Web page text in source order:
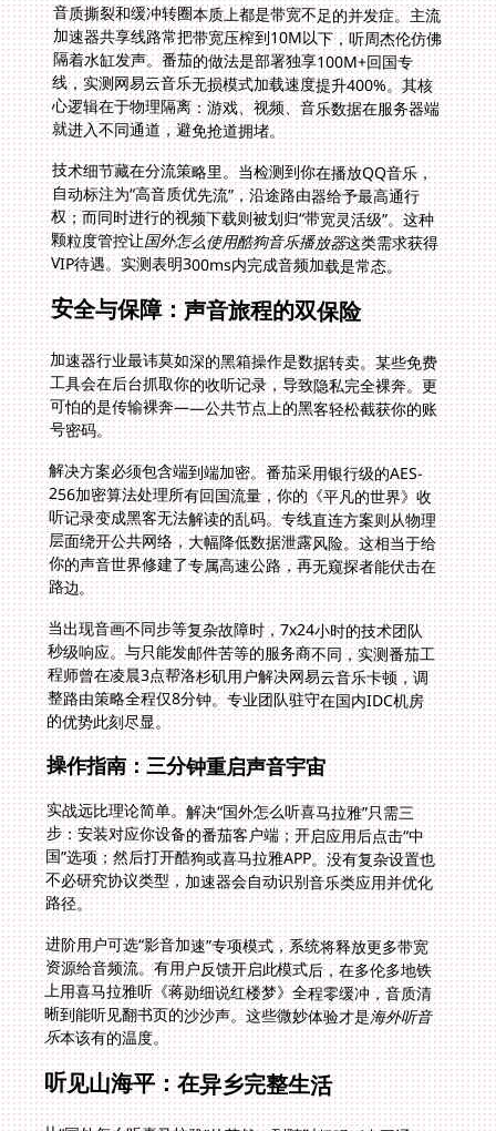
音质撕裂和缓冲转圈本质上都是带宽不足的并发症。主流
加速器共享线路常把带宽压榨到10M以下，听周杰伦仿佛
隔着水缸发声。番茄的做法是部署独享100M+回国专
线，实测网易云音乐无损模式加载速度提升400%。其核
心逻辑在于物理隔离：游戏、视频、音乐数据在服务器端
就进入不同通道，避免抢道拥堵。
技术细节藏在分流策略里。当检测到你在播放QQ音乐，
自动标注为“高音质优先流”，沿途路由器给予最高通行
权；而同时进行的视频下载则被划归“带宽灵活级”。这种
颗粒度管控让国外怎么使用酷狗音乐播放器这类需求获得
VIP待遇。实测表明300ms内完成音频加载是常态。
安全与保障：声音旅程的双保险
加速器行业最讳莫如深的黑箱操作是数据转卖。某些免费
工具会在后台抓取你的收听记录，导致隐私完全裸奔。更
可怕的是传输裸奔——公共节点上的黑客轻松截获你的账
号密码。
解决方案必须包含端到端加密。番茄采用银行级的AES-
256加密算法处理所有回国流量，你的《平凡的世界》收
听记录变成黑客无法解读的乱码。专线直连方案则从物理
层面绕开公共网络，大幅降低数据泄露风险。这相当于给
你的声音世界修建了专属高速公路，再无窥探者能伏击在
路边。
当出现音画不同步等复杂故障时，7x24小时的技术团队
秒级响应。与只能发邮件苦等的服务商不同，实测番茄工
程师曾在凌晨3点帮洛杉矶用户解决网易云音乐卡顿，调
整路由策略全程仅8分钟。专业团队驻守在国内IDC机房
的优势此刻尽显。
操作指南：三分钟重启声音宇宙
实战远比理论简单。解决“国外怎么听喜马拉雅”只需三
步：安装对应你设备的番茄客户端；开启应用后点击“中
国”选项；然后打开酷狗或喜马拉雅APP。没有复杂设置也
不必研究协议类型，加速器会自动识别音乐类应用并优化
路径。
进阶用户可选“影音加速”专项模式，系统将释放更多带宽
资源给音频流。有用户反馈开启此模式后，在多伦多地铁
上用喜马拉雅听《蒋勋细说红楼梦》全程零缓冲，音质清
晰到能听见翻书页的沙沙声。这些微妙体验才是海外听音
乐本该有的温度。
听见山海平：在异乡完整生活